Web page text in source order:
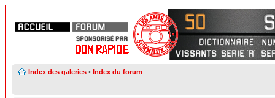
Index des galeries • Index du forum